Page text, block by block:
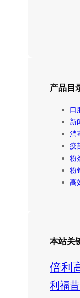
产品目
口
新
消
疫
粉
粉
高
本站关
倍利
利福